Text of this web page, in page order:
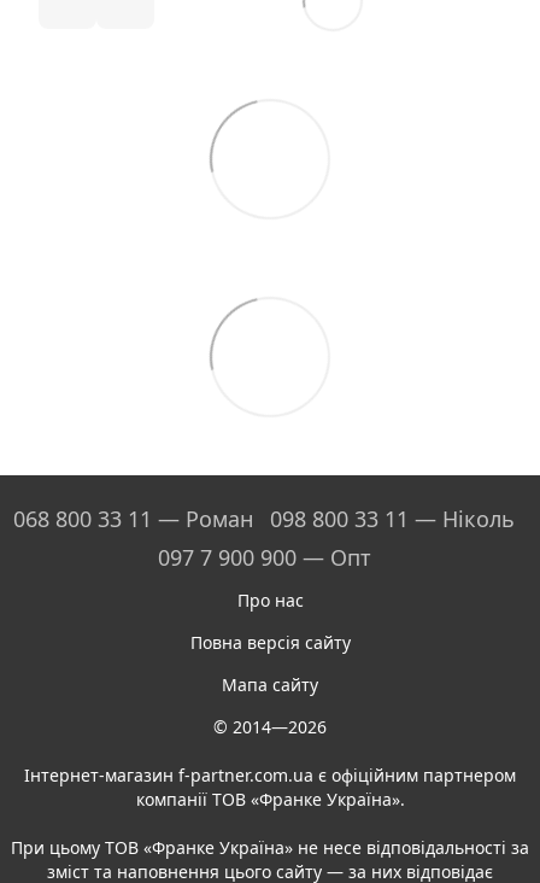
068 800 33 11 — Роман
098 800 33 11 — Ніколь
097 7 900 900 — Опт
Про нас
Повна версія сайту
Мапа сайту
© 2014—2026
Інтернет-магазин f-partner.com.ua є офіційним партнером
компанії ТОВ «Франке Україна».
При цьому ТОВ «Франке Україна» не несе відповідальності за
зміст та наповнення цього сайту — за них відповідає